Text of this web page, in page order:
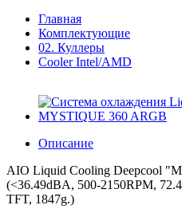
Главная
Комплектующие
02. Куллеры
Cooler Intel/AMD
Описание
AIO Liquid Cooling Deepcool
(<36.49dBA, 500-2150RPM,
TFT, 1847g.)